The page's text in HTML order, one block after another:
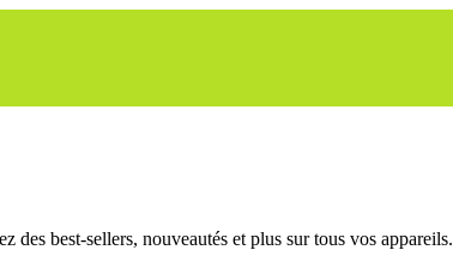
best-sellers, nouveautés et plus sur tous vos appareils.